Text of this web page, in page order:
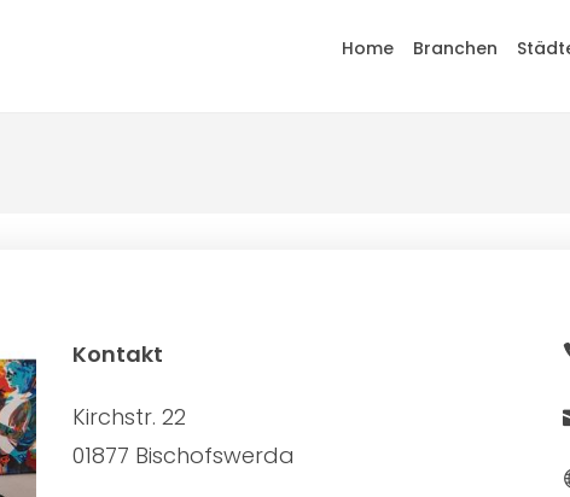
Home Branchen
Kontakt
Kirchstr. 22
01877 Bischofswerda